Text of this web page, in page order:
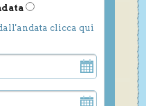
clicca qui